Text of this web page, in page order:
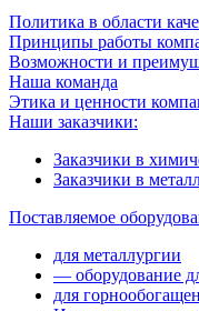
Политика в области
Принципы работы
Возможности и
Наша команда
Этика и ценности
Наши заказчики:
Заказчики в
Заказчики в
Поставляемое
для металлургии
— оборудование
для